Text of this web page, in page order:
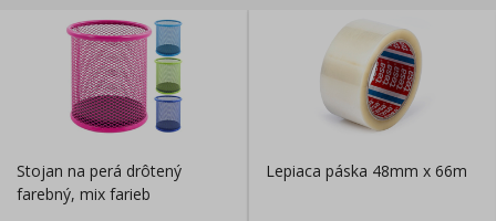
Stojan na perá drôtený
farebný, mix farieb
Lepiaca páska 48mm x 66m